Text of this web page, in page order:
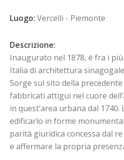
Luogo: Vercelli - Piemonte
Descrizione:
Inaugurato nel 1878, è fra i
Italia di architettura sinagogale
Sorge sul sito della
fabbricati attigui nel cuore
in quest’area urbana dal 1740.
edificarlo in forme
parità giuridica concessa dal
e affermare la propria